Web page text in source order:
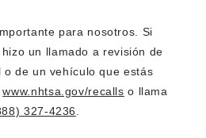
para nosotros. Si
un llamado a revisión de
de un vehículo que estás
www.nhtsa.gov/recalls o llama
327-4236